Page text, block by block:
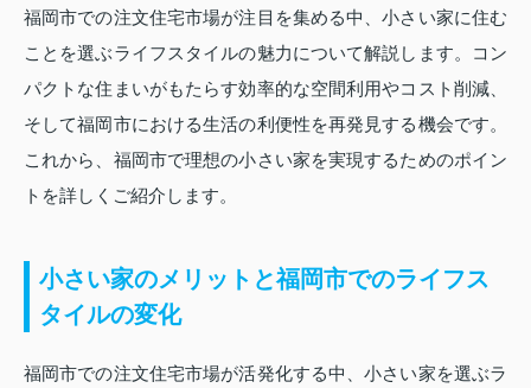
福岡市での注文住宅市場が注目を集める中、小さい家に住む
ことを選ぶライフスタイルの魅力について解説します。コン
パクトな住まいがもたらす効率的な空間利用やコスト削減、
そして福岡市における生活の利便性を再発見する機会です。
これから、福岡市で理想の小さい家を実現するためのポイン
トを詳しくご紹介します。
小さい家のメリットと福岡市でのライフス
タイルの変化
福岡市での注文住宅市場が活発化する中、小さい家を選ぶラ